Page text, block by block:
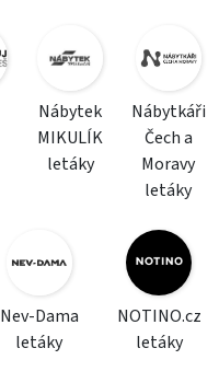
Nábytek
MIKULÍK
letáky
Nábytkáři
Čech a
Moravy
letáky
Nev-Dama
letáky
NOTINO.cz
letáky